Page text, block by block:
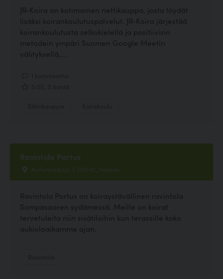
JR-Koira on kotimainen nettikauppa, josta löydät
lisäksi koirankoulutuspalvelut. JR-Koira järjestää
koirankoulutusta selkokielellä ja positiivisin
metodein ympäri Suomen Google Meetin
välityksellä,...
Ravintola Portus
Aallonhalkoja 3 00540, Helsinki
Ravintola Portus on koiraystävällinen ravintola
Sompasaaren sydämessä. Meille on koirat
tervetuleita niin sisätiloihin kun terassille koko
aukioloaikamme ajan.